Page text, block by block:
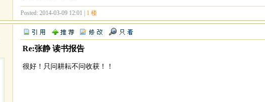
Posted: 2014-03-09 12:01 | 1 楼
Re:张静 读书报告
很好！只问耕耘不问收获！！